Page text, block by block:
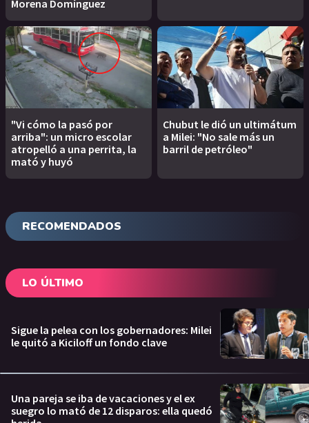
Morena Domínguez
"Vi cómo la pasó por
arriba": un micro escolar
atropelló a una perrita, la
mató y huyó
Chubut le dió un ultimátum
a Milei: "No sale más un
barril de petróleo"
RECOMENDADOS
LO ÚLTIMO
Sigue la pelea con los gobernadores: Milei
le quitó a Kiciloff un fondo clave
Una pareja se iba de vacaciones y el ex
suegro lo mató de 12 disparos: ella quedó